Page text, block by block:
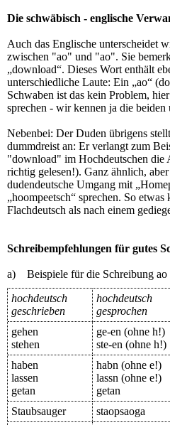
Die schwäbisch - englische
Auch das Englische unterscheidet
zwischen "ao" und "ao". Sie
„download“. Dieses Wort enthält
unterschiedliche Laute: Ein „ao“
Schwaben ist das kein Problem,
sprechen - wir kennen ja die
Nebenbei: Der Duden übrigens
dummdreist an: Er verlangt zum
"download" im Hochdeutschen die
richtig gelesen!). Ganz ähnlich,
dudendeutsche Umgang mit
„hoompeetsch“ sprechen. So
Flachdeutsch als nach einem
Schreibempfehlungen für gutes
a) Beispiele für die Schreibung ao
hochdeutsch
geschrieben
hochdeutsch
gesprochen
gehen
stehen
ge-en (ohne h!)
ste-en (ohne h!)
haben
lassen
getan
habn (ohne e!)
lassn (ohne e!)
getan
Staubsauger
staopsaoga